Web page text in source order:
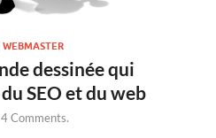
WEBMASTER
dessinée qui
SEO et du web
4 Comments.